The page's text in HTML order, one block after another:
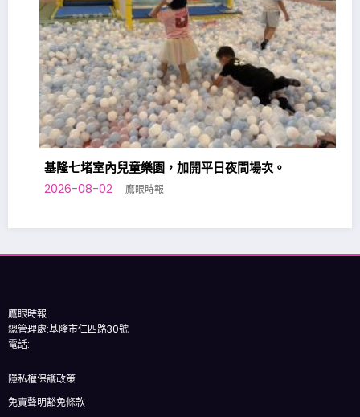
基隆七堵室內兒童樂園，加開平日夜間場次。
2026-08-02 鷹眼時報
鷹眼時報
總管理處:基隆市仁四路30號
電話:
隱私權保護政策
免責聲明豁免條款